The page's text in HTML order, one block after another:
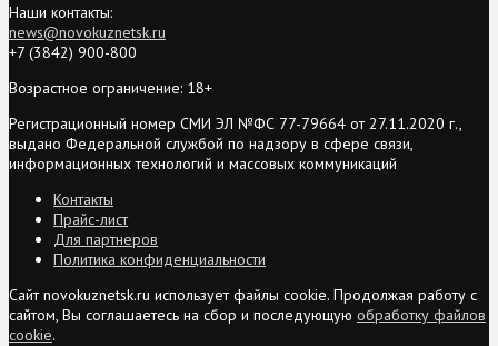
Наши контакты:
news@novokuznetsk.ru
+7 (3842) 900-800
Возрастное ограничение: 18+
Регистрационный номер СМИ ЭЛ №ФС 77-79664 от 27.11.2020 г.,
выдано Федеральной службой по надзору в сфере связи,
информационных технологий и массовых коммуникаций
Контакты
Прайс-лист
Для партнеров
Политика конфиденциальности
Сайт novokuznetsk.ru использует файлы cookie. Продолжая работу с
сайтом, Вы соглашаетесь на сбор и последующую обработку файлов
cookie.